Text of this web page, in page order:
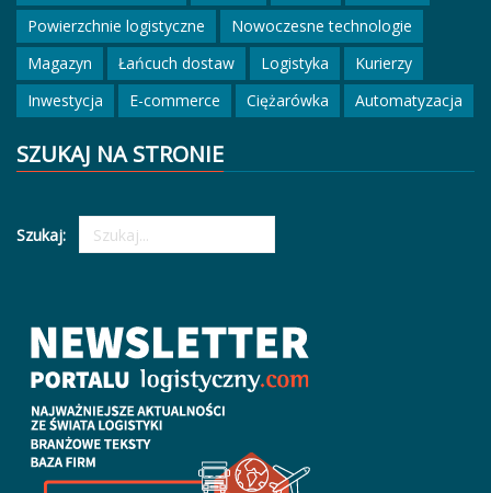
Powierzchnie logistyczne
Nowoczesne technologie
Magazyn
Łańcuch dostaw Logistyka
Kurierzy
Inwestycja
E-commerce Ciężarówka Automatyzacja
SZUKAJ NA STRONIE
Szukaj: